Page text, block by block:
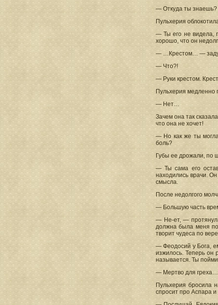
— Откуда ты знаешь?
Пульхерия
— Ты его не видела,
хорошо, что он
— …Крестом… —
— Что?!
— Руки крестом.
Пульхерия медленно
— Нет…
Зачем она так
что она не хочет!
— Но как же ты
боль?
Губы ее дрожали, по
— Ты сама его
находились врачи.
смысла.
После недолгого
— Большую часть
— Не-ет, —
должна была меня
творит чудеса по
— Феодосий у Бога,
изжилось. Теперь он
называется. Ты
— Мертво для греха…
Пульхерия бросила
спросит про Аспара